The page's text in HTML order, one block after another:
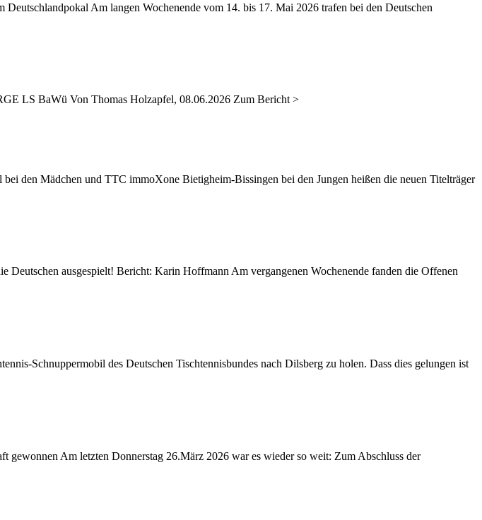
Am langen Wochenende vom 14. bis 17. Mai 2026 trafen bei den Deutschen
LS BaWü Von Thomas Holzapfel, 08.06.2026 Zum Bericht >
den Mädchen und TTC immoXone Bietigheim-Bissingen bei den Jungen heißen die neuen Titelträger
ausgespielt! Bericht: Karin Hoffmann Am vergangenen Wochenende fanden die Offenen
Schnuppermobil des Deutschen Tischtennisbundes nach Dilsberg zu holen. Dass dies gelungen ist
gewonnen Am letzten Donnerstag 26.März 2026 war es wieder so weit: Zum Abschluss der